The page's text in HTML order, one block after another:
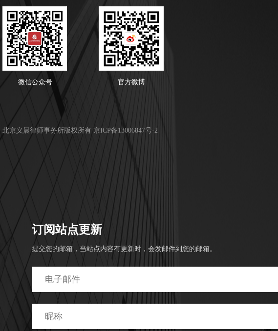
微信公众号 官方微博
北京义晨律师事务所版权所有 京ICP备13006847号-2
订阅站点更新
提交您的邮箱，当站点内容有更新时，会发邮件到您的邮箱。